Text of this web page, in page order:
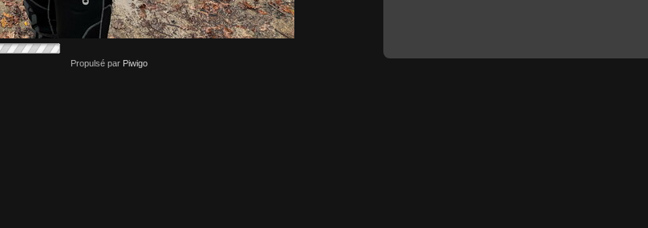
Propulsé par Piwigo